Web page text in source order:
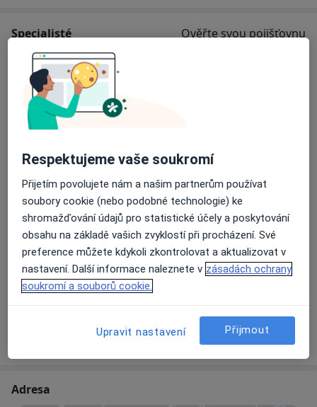
Specialisté Ověřte svou pojišťovnu
Otorinolaryngolog
Otorinolaryngolog
MUDr. Šťepánová Marietta
Otorinolaryngolog
8 názorů
MUDr. Miloslava Moravcová
10 názorů
Adresa
Respektujeme vaše soukromí
Přijetím povolujete nám a našim partnerům používat
soubory cookie (nebo podobné technologie) ke
shromažďování údajů pro statistické účely a poskytování
obsahu na základě vašich zvyklostí při procházení. Své
preference můžete kdykoli zkontrolovat a aktualizovat v
nastavení. Další informace naleznete v zásadách ochrany
soukromí a souborů cookie.
Upravit nastavení Přijmout